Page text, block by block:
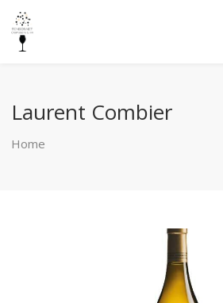
Laurent Combier
Home